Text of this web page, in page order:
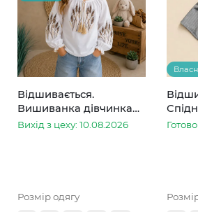
Відшивається.
Вишиванка дівчинка
колоски
Вихід з цеху: 10.08.2026
Розмір одягу
сіра